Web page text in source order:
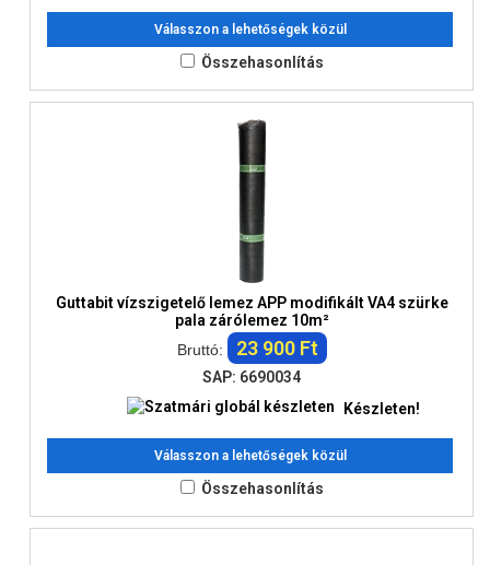
Válasszon a lehetőségek közül
Összehasonlítás
Guttabit vízszigetelő lemez APP modifikált VA4 szürke
pala zárólemez 10m²
Bruttó:
23 900 Ft
SAP: 6690034
Készleten!
Válasszon a lehetőségek közül
Összehasonlítás